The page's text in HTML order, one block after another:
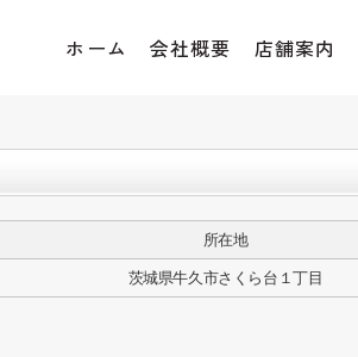
ホーム 会社概要 店舗案内
所在地
茨城県牛久市さくら台１丁目